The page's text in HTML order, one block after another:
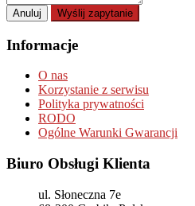
Anuluj Wyślij zapytanie
Informacje
O nas
Korzystanie z serwisu
Polityka prywatności
RODO
Ogólne Warunki Gwarancji
Biuro Obsługi Klienta
ul. Słoneczna 7e